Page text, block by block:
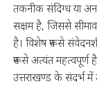
तकनीक संदिग्ध या
सक्षम है, जिससे
है। विशेष रूप से
रूप से अत्यंत महत्वपूर्ण
उत्तराखण्ड के संदर्भ में